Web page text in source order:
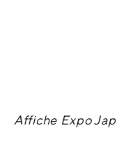
Affiche Expo